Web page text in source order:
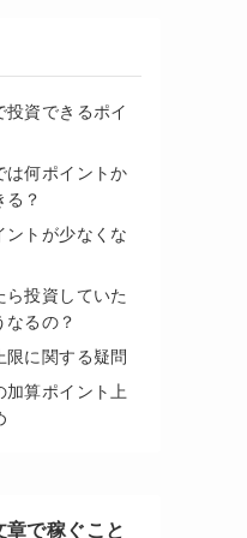
資できるポイ
は何ポイントか
？
トが少なくな
投資していた
るの？
に関する疑問
算ポイント上
で稼ぐこと